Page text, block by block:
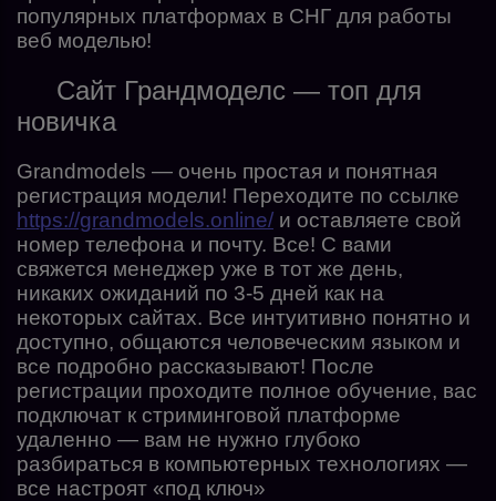
популярных платформах в СНГ для работы
веб моделью!
Сайт Грандмоделс — топ для
новичка
Grandmodels — очень простая и понятная
регистрация модели! Переходите по ссылке
https://grandmodels.online/ и оставляете свой
номер телефона и почту. Все! С вами
свяжется менеджер уже в тот же день,
никаких ожиданий по 3-5 дней как на
некоторых сайтах. Все интуитивно понятно и
доступно, общаются человеческим языком и
все подробно рассказывают! После
регистрации проходите полное обучение, вас
подключат к стриминговой платформе
удаленно — вам не нужно глубоко
разбираться в компьютерных технологиях —
все настроят «под ключ»